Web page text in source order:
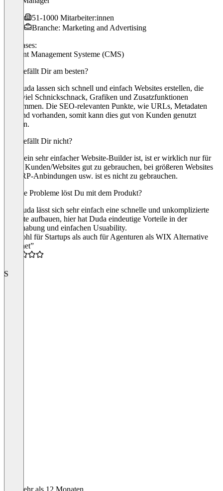
51-1000 Mitarbeiter:innen
Branche: Marketing and Advertising
Use cases:
Content Management Systeme (CMS)
Was gefällt Dir am besten?
Mit Duda lassen sich schnell und einfach Websites erstellen, die
ohne viel Schnickschnack, Grafiken und Zusatzfunktionen
auskommen. Die SEO-relevanten Punkte, wie URLs, Metadaten
etc. sind vorhanden, somit kann dies gut von Kunden genutzt
werden.
Was gefällt Dir nicht?
Da es ein sehr einfacher Website-Builder ist, ist er wirklich nur für
kleine Kunden/Websites gut zu gebrauchen, bei größeren Websites
mit ERP-Anbindungen usw. ist es nicht zu gebrauchen.
Welche Probleme löst Du mit dem Produkt?
Mit Duda lässt sich sehr einfach eine schnelle und unkomplizierte
Website aufbauen, hier hat Duda eindeutige Vorteile in der
Handhabung und einfachen Usuability.
“Sowohl für Startups als auch für Agenturen als WIX Alternative
geeignet”
S
Vor mehr als 12 Monaten